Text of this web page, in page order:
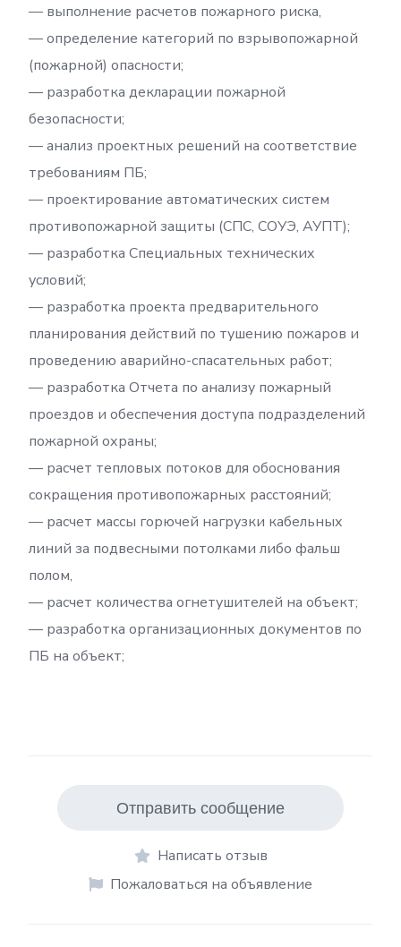
— выполнение расчетов пожарного риска,
— определение категорий по взрывопожарной
(пожарной) опасности;
— разработка декларации пожарной
безопасности;
— анализ проектных решений на соответствие
требованиям ПБ;
— проектирование автоматических систем
противопожарной защиты (СПС, СОУЭ, АУПТ);
— разработка Специальных технических
условий;
— разработка проекта предварительного
планирования действий по тушению пожаров и
проведению аварийно-спасательных работ;
— разработка Отчета по анализу пожарный
проездов и обеспечения доступа подразделений
пожарной охраны;
— расчет тепловых потоков для обоснования
сокращения противопожарных расстояний;
— расчет массы горючей нагрузки кабельных
линий за подвесными потолками либо фальш
полом,
— расчет количества огнетушителей на объект;
— разработка организационных документов по
ПБ на объект;
Отправить сообщение
Написать отзыв
Пожаловаться на объявление